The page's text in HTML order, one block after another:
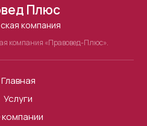
Плюс
компания
компания «Правовед-Плюс».
Главная
Услуги